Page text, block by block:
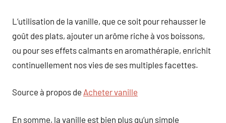
L’utilisation de la vanille, que ce soit pour rehausser le
goût des plats, ajouter un arôme riche à vos boissons,
ou pour ses effets calmants en aromathérapie, enrichit
continuellement nos vies de ses multiples facettes.
Source à propos de Acheter vanille
En somme, la vanille est bien plus qu’un simple